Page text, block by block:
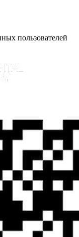
пользователей